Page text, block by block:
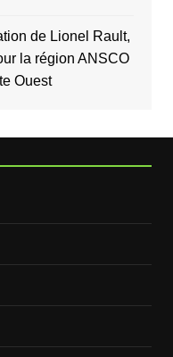
de Lionel Rault,
la région ANSCO
Ouest